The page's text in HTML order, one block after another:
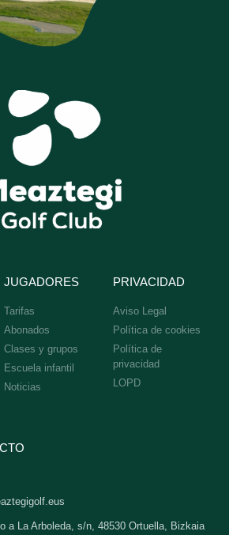
JUGADORES
Tarifas
Abonados
Clases y grupos
Escuela infantil
Noticias
PRIVACIDAD
Aviso Legal
Política de cookies
Política de
privacidad
LOPD
a La Arboleda, s/n, 48530 Ortuella, Bizkaia